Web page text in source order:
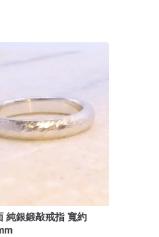
純銀鍛敲戒指 寬約